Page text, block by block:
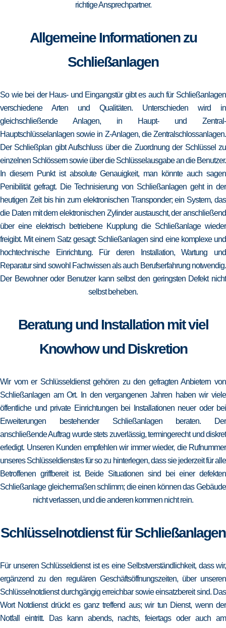
richtige Ansprechpartner.
Allgemeine Informationen zu
Schließanlagen
So wie bei der Haus- und Eingangstür gibt es auch für Schließanlagen
verschiedene Arten und Qualitäten. Unterschieden wird in
gleichschließende Anlagen, in Haupt- und Zentral-
Hauptschlüsselanlagen sowie in Z-Anlagen, die Zentralschlossanlagen.
Der Schließplan gibt Aufschluss über die Zuordnung der Schlüssel zu
einzelnen Schlössern sowie über die Schlüsselausgabe an die Benutzer.
In diesem Punkt ist absolute Genauigkeit, man könnte auch sagen
Penibilität gefragt. Die Technisierung von Schließanlagen geht in der
heutigen Zeit bis hin zum elektronischen Transponder; ein System, das
die Daten mit dem elektronischen Zylinder austauscht, der anschließend
über eine elektrisch betriebene Kupplung die Schließanlage wieder
freigibt. Mit einem Satz gesagt: Schließanlagen sind eine komplexe und
hochtechnische Einrichtung. Für deren Installation, Wartung und
Reparatur sind sowohl Fachwissen als auch Berufserfahrung notwendig.
Der Bewohner oder Benutzer kann selbst den geringsten Defekt nicht
selbst beheben.
Beratung und Installation mit viel
Knowhow und Diskretion
Wir vom er Schlüsseldienst gehören zu den gefragten Anbietern von
Schließanlagen am Ort. In den vergangenen Jahren haben wir viele
öffentliche und private Einrichtungen bei Installationen neuer oder bei
Erweiterungen bestehender Schließanlagen beraten. Der
anschließende Auftrag wurde stets zuverlässig, termingerecht und diskret
erledigt. Unseren Kunden empfehlen wir immer wieder, die Rufnummer
unseres Schlüsseldienstes für so zu hinterlegen, dass sie jederzeit für alle
Betroffenen griffbereit ist. Beide Situationen sind bei einer defekten
Schließanlage gleichermaßen schlimm; die einen können das Gebäude
nicht verlassen, und die anderen kommen nicht rein.
Schlüsselnotdienst für Schließanlagen
Für unseren Schlüsseldienst ist es eine Selbstverständlichkeit, dass wir,
ergänzend zu den regulären Geschäftsöffnungszeiten, über unseren
Schlüsselnotdienst durchgängig erreichbar sowie einsatzbereit sind. Das
Wort Notdienst drückt es ganz treffend aus; wir tun Dienst, wenn der
Notfall eintritt. Das kann abends, nachts, feiertags oder auch am